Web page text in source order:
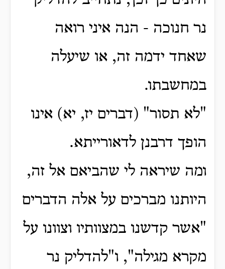
נר חנוכה - הנה איני רואה
שאחד ידמה זה, או שיעלה
במחשבתו.
"לא תסור" (דברים יז, יא) אינו
הופך דרבנן לדאורייתא.
ומה שיראה לי שהביאם אל זה,
היותנו מברכים על אלה הדברים
"אשר קדשנו במצוותיו וצוונו על
מקרא מגילה", ו"להדליק נר